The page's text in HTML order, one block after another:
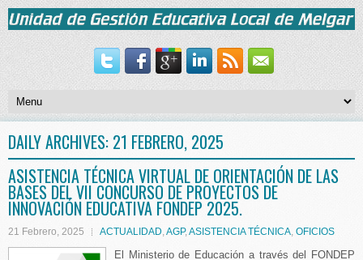
DAILY ARCHIVES: 21 FEBRERO, 2025
ASISTENCIA TÉCNICA VIRTUAL DE ORIENTACIÓN DE LAS
BASES DEL VII CONCURSO DE PROYECTOS DE
INNOVACIÓN EDUCATIVA FONDEP 2025.
21 Febrero, 2025 ACTUALIDAD,AGP,ASISTENCIA TÉCNICA, OFICIOS
El Ministerio de Educación a través del FONDEP